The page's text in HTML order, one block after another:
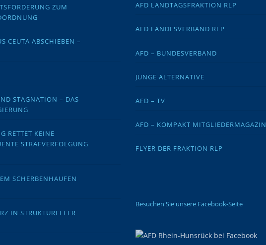
ZUM
CEUTA ABSCHIEBEN –
STAGNATION – DAS
RETTET KEINE
STRAFVERFOLGUNG
SCHERBENHAUFEN
IN STRUKTURELLER
AFD LANDTAGSFRAKTION RLP
AFD LANDESVERBAND RLP
AFD – BUNDESVERBAND
JUNGE ALTERNATIVE
AFD – TV
AFD – KOMPAKT MITGLIEDERMAGAZIN
FLYER DER FRAKTION RLP
Besuchen Sie unsere Facebook-Seite